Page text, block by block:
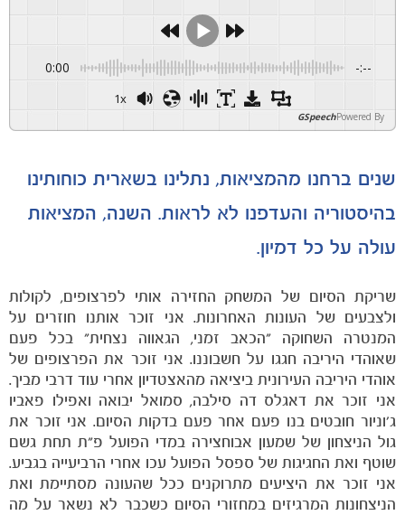
הקבוצות
0:00 -:--
1x
Powered By
GSpeech
שנים ברחנו מהמציאות, נתלינו בשארית כוחותינו
בהיסטוריה והעדפנו לא לראות. השנה, המציאות
עולה על כל דמיון.
שריקת הסיום של המשחק החזירה אותי לפרצופים, לקולות
ולצבעים של העונות האחרונות. אני זוכר אותנו חוזרים על
המנטרה השחוקה "הכאב זמני, הגאווה נצחית" בכל פעם
שאוהדי היריבה חגגו על חשבוננו. אני זוכר את הפרצופים של
אוהדי היריבה העירונית ביציאה מהאצטדיון אחרי עוד דרבי מביך.
אני זוכר את דאגלס דה סילבה, סמואל יבואה ואפילו פאביו
ג'וניור חובטים בנו פעם אחר פעם בדקות הסיום. אני זוכר את
גול הניצחון של שמעון אבוחצירה במדי הפועל פ"ת תחת גשם
שוטף ואת החגיגות של ספסל הפועל עכו אחרי הרביעייה בגביע.
אני זוכר את היציעים מתרוקנים ככל שהעונה מסתיימת ואת
הניצחונות המרגיזים במחזורי הסיום כשכבר לא נשאר על מה